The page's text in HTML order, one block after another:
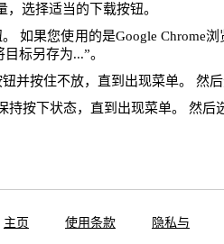
选择适当的下载按钮。
如果您使用的是Google Chrome
标另存为...”。
并按住不放，直到出现菜单。 然后
持按下状态，直到出现菜单。 然后
主页 使用条款 隐私与